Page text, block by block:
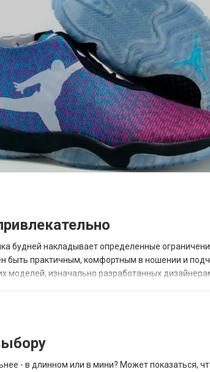
будней накладывает определенные
практичным, комфортным в ношении и
моделей, изначально разработанных
- в длинном или в мини? Может показаться,